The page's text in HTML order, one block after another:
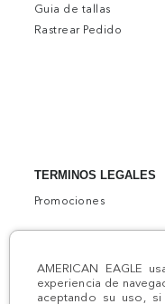
AMERICAN EAGLE
experiencia de
aceptando su uso,
Guia de tallas
Rastrear Pedido
TERMINOS LEGALES
Promociones